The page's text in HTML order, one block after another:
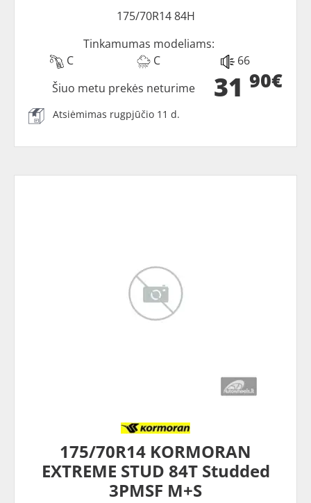
175/70R14 84H
Tinkamumas modeliams:
C
C 66
31 90€
Šiuo metu prekės neturime
Atsiėmimas rugpjūčio 11 d.
175/70R14 KORMORAN
EXTREME STUD 84T Studded
3PMSF M+S